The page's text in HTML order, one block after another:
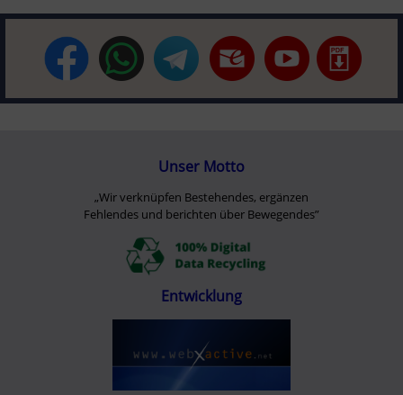
Unser Motto
„Wir verknüpfen Bestehendes, ergänzen
Fehlendes und berichten über Bewegendes”
Entwicklung